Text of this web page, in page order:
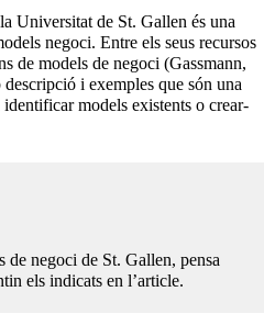
Universitat de St. Gallen és una
negoci. Entre els seus recursos
de models de negoci (Gassmann,
i exemples que són una
models existents o crear-
de negoci de St. Gallen, pensa
els indicats en l’article.